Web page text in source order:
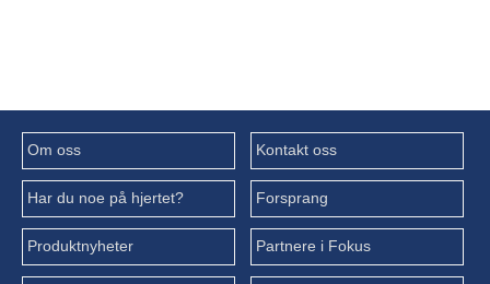
Om oss Kontakt oss
Har du noe på hjertet? Forsprang
Produktnyheter Partnere i Fokus